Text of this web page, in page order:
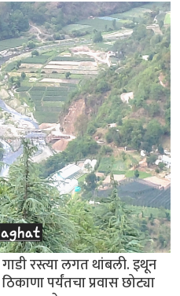
रस्त्या लगत थांबली. इथून
पर्यंतचा प्रवास छोट्या